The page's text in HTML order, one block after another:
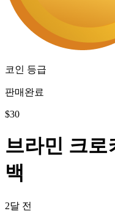
코인 등급
판매완료
$30
브라민 크로
백
2달 전